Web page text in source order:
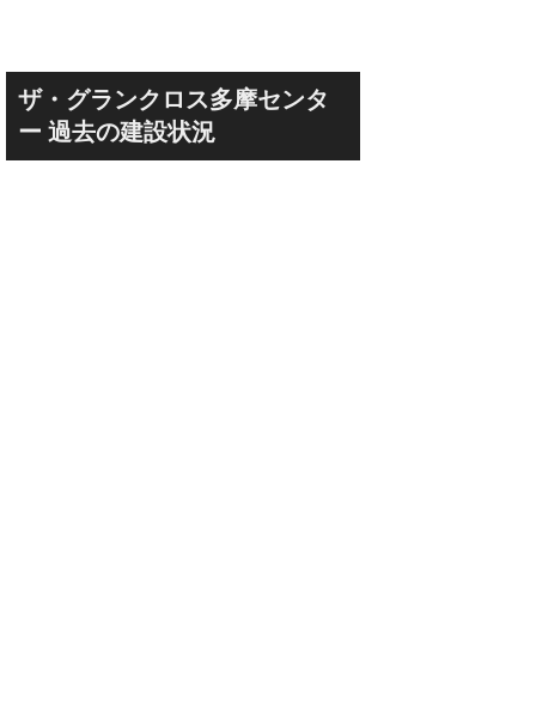
ザ・グランクロス多摩センタ
ー 過去の建設状況